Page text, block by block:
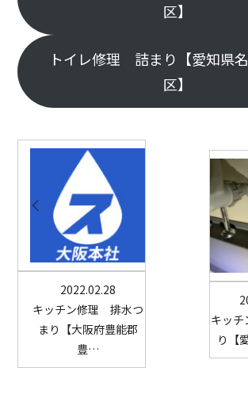
区】
トイレ修理 詰まり【愛知県
区】
2022.02.28
キッチン修理 排水つ
まり【大阪府豊能郡
豊…
キッチ
り【